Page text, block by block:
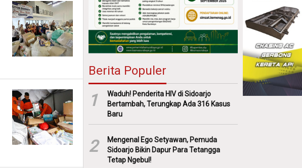
Berita Populer
1
Waduh! Penderita HIV di Sidoarjo
Bertambah, Terungkap Ada 316 Kasus
Baru
2
Mengenal Ego Setyawan, Pemuda
Sidoarjo Bikin Dapur Para Tetangga
Tetap Ngebul!